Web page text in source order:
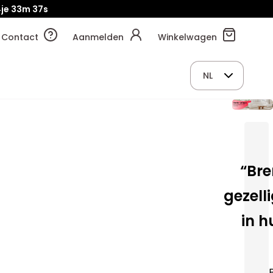
33m 35s
Contact Aanmelden Winkelwagen
NL
in